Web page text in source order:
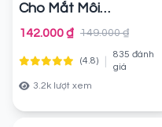
Cho Mắt Môi
Maybelline Eye & Lip
Makeup Remover
Chính hãng
142.000 ₫ 149.000 ₫
(4.8)
835 đánh
giá
3.2k lượt xem